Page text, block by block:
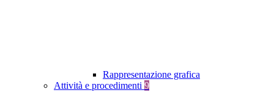
Rappresentazione grafica
Attività e procedimenti 9